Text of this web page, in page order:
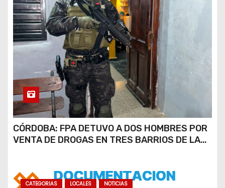
CÓRDOBA: FPA DETUVO A DOS HOMBRES POR
VENTA DE DROGAS EN TRES BARRIOS DE LA
CATEGORIAS LOCALES NOTICIAS